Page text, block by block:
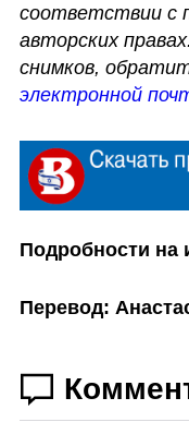
соответствии с
авторских
электронной
Подробности на
Перевод: